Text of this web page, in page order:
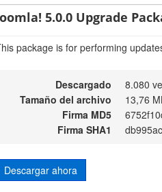
5.0.0 Upgrade
package is for performing
Descargado
8.080
Tamaño del archivo
13,76
Firma MD5
Firma SHA1
Descargar ahora